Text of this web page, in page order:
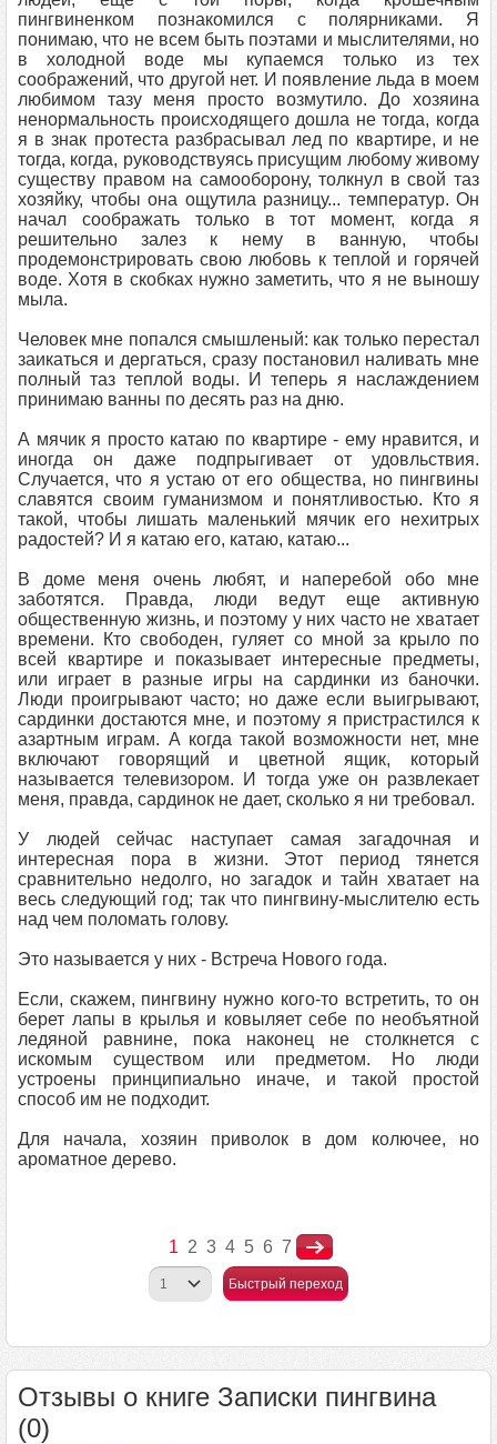
пингвиненком познакомился с полярниками. Я
понимаю, что не всем быть поэтами и мыслителями, но
в холодной воде мы купаемся только из тех
соображений, что другой нет. И появление льда в моем
любимом тазу меня просто возмутило. До хозяина
ненормальность происходящего дошла не тогда, когда
я в знак протеста разбрасывал лед по квартире, и не
тогда, когда, руководствуясь присущим любому живому
существу правом на самооборону, толкнул в свой таз
хозяйку, чтобы она ощутила разницу... температур. Он
начал соображать только в тот момент, когда я
решительно залез к нему в ванную, чтобы
продемонстрировать свою любовь к теплой и горячей
воде. Хотя в скобках нужно заметить, что я не выношу
мыла.
Человек мне попался смышленый: как только перестал
заикаться и дергаться, сразу постановил наливать мне
полный таз теплой воды. И теперь я наслаждением
принимаю ванны по десять раз на дню.
А мячик я просто катаю по квартире - ему нравится, и
иногда он даже подпрыгивает от удовльствия.
Случается, что я устаю от его общества, но пингвины
славятся своим гуманизмом и понятливостью. Кто я
такой, чтобы лишать маленький мячик его нехитрых
радостей? И я катаю его, катаю, катаю...
В доме меня очень любят, и наперебой обо мне
заботятся. Правда, люди ведут еще активную
общественную жизнь, и поэтому у них часто не хватает
времени. Кто свободен, гуляет со мной за крыло по
всей квартире и показывает интересные предметы,
или играет в разные игры на сардинки из баночки.
Люди проигрывают часто; но даже если выигрывают,
сардинки достаются мне, и поэтому я пристрастился к
азартным играм. А когда такой возможности нет, мне
включают говорящий и цветной ящик, который
называется телевизором. И тогда уже он развлекает
меня, правда, сардинок не дает, сколько я ни требовал.
У людей сейчас наступает самая загадочная и
интересная пора в жизни. Этот период тянется
сравнительно недолго, но загадок и тайн хватает на
весь следующий год; так что пингвину-мыслителю есть
над чем поломать голову.
Это называется у них - Встреча Нового года.
Если, скажем, пингвину нужно кого-то встретить, то он
берет лапы в крылья и ковыляет себе по необъятной
ледяной равнине, пока наконец не столкнется с
искомым существом или предметом. Но люди
устроены принципиально иначе, и такой простой
способ им не подходит.
Для начала, хозяин приволок в дом колючее, но
ароматное дерево.
1 2 3 4 5 6 7
Быстрый переход
Отзывы о книге Записки пингвина
(0)